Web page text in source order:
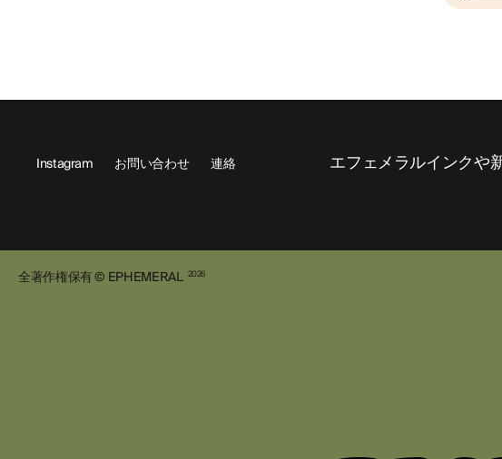
Instagram お問い合わせ 連絡 エフェメラルインクや
全著作権保有 © EPHEMERAL 2026